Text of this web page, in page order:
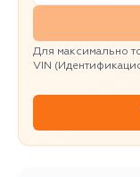
Для максимально
VIN